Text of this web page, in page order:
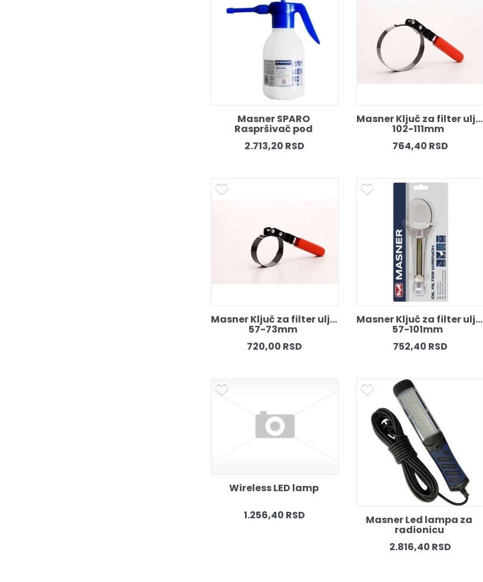
Masner SPARO
Raspršivač pod
pritiskom
2.713,20 RSD
Masner Ključ za filter ulja
102-111mm
764,40 RSD
Masner Ključ za filter ulja
57-73mm
720,00 RSD
Masner Ključ za filter ulja
57-101mm
752,40 RSD
Wireless LED lamp
1.256,40 RSD
Masner Led lampa za
radionicu
2.816,40 RSD